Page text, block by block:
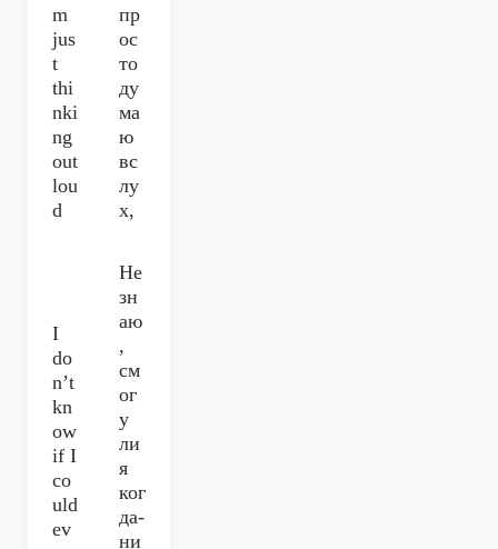
m
jus
t
thi
nki
ng
out
lou
d
пр
ос
то
ду
ма
ю
вс
лу
х,
I
do
n’t
kn
ow
if I
co
uld
ev
Не
зн
аю
,
см
ог
у
ли
я
ког
да-
ни